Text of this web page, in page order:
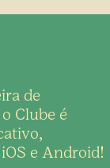
de
Clube é
e Android!